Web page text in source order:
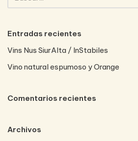
Entradas recientes
Vins Nus SiurAlta / InStabiles
Vino natural espumoso y Orange
Comentarios recientes
Archivos